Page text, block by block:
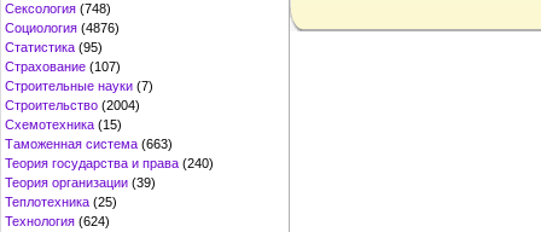
Сексология (748)
Социология (4876)
Статистика (95)
Страхование (107)
Строительные науки (7)
Строительство (2004)
Схемотехника (15)
Таможенная система (663)
Теория государства и права (240)
Теория организации (39)
Теплотехника (25)
Технология (624)